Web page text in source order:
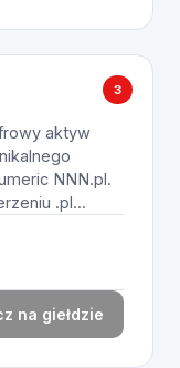
3
aktyw
NNN.pl.
.pl...
na giełdzie